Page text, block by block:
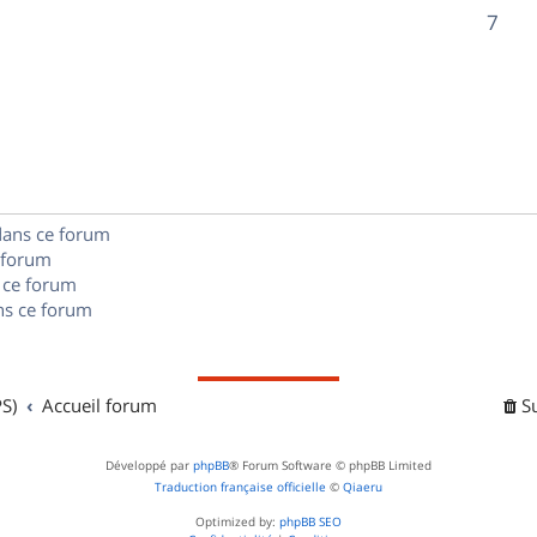
s
o
e
7R
ce forum
forum
ce forum
Accueil forum
Développé par phpBB® Forum Software © phpBB Limited
Traduction française officielle © Qiaeru
Optimized by: phpBB SEO